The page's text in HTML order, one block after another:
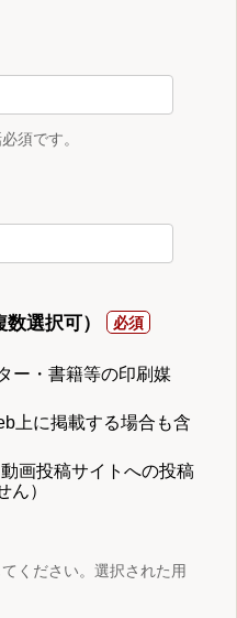
須です。
選択可）
ー・書籍等の印刷媒
上に掲載する場合も含
画投稿サイトへの投稿
ん）
ください。選択された用